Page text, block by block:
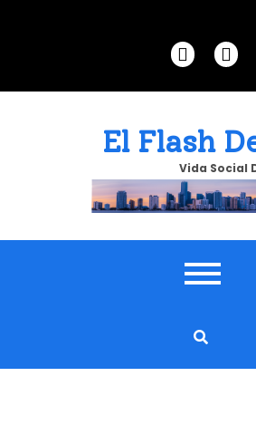
El Flash
Vida Social